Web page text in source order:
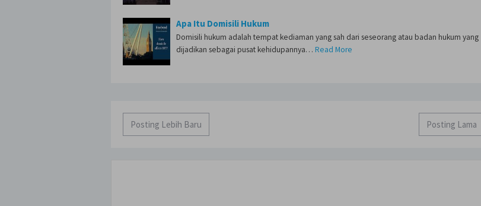
Apa Itu Domisili Hukum
Domisili hukum adalah tempat kediaman yang sah dari seseorang atau badan hukum yang
dijadikan sebagai pusat kehidupannya… Read More
Posting Lebih Baru Posting Lama